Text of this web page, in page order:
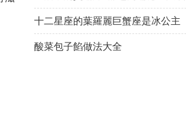
十二星座的葉羅麗巨蟹座是冰公主
酸菜包子餡做法大全